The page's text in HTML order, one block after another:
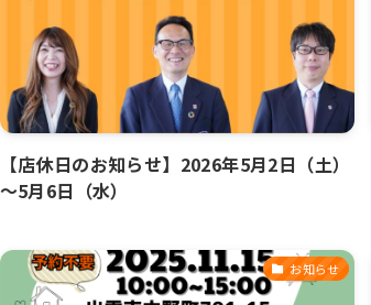
【店休日のお知らせ】2026年5月2日（土）
～5月6日（水）
お知らせ